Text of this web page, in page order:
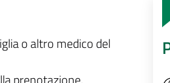
o altro medico del